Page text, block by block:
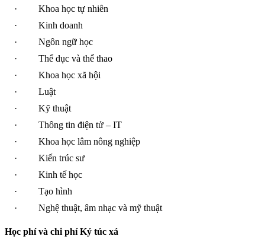
·
Khoa học tự nhiên
·
Kinh doanh
·
Ngôn ngữ học
·
Thể dục và thể thao
·
Khoa học xã hội
·
Luật
·
Kỹ thuật
·
Thông tin điện tử – IT
·
Khoa học lâm nông nghiệp
·
Kiến trúc sư
·
Kinh tế học
·
Tạo hình
·
Nghệ thuật, âm nhạc và mỹ thuật
Học phí và chi phí Ký túc xá